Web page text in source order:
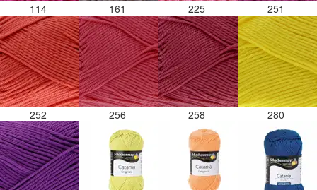
114 161 225 251
252 256 258 280